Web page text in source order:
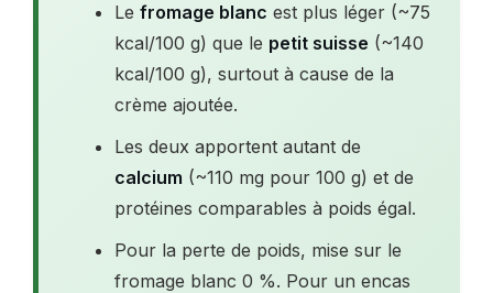
Le fromage blanc est plus léger (~75
kcal/100 g) que le petit suisse (~140
kcal/100 g), surtout à cause de la
crème ajoutée.
Les deux apportent autant de
calcium (~110 mg pour 100 g) et de
protéines comparables à poids égal.
Pour la perte de poids, mise sur le
fromage blanc 0 %. Pour un encas